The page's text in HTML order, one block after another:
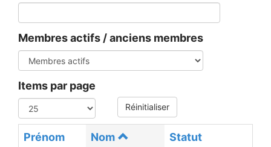
Membres actifs / anciens membres
Items par page
Réinitialiser
Prénom Nom Statut